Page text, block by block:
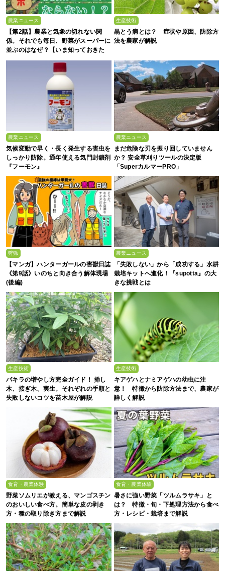
農業ニュース
【第2話】農業と気象の切れない関
係。それでも毎日、野菜がスーパーに
並ぶのはなぜ？【いま知っておきた
い、これからの”食”の話】
生産技術
黒とう病とは？ 症状や原因、防除方
法を農家が解説
農業ニュース
気候変動で早く・長く発生する害虫を
しっかり防除。通年使える気門封鎖剤
『フーモン』
農業ニュース
まだ危険な刃を振り回していません
か？ 安全草刈りツールの決定版
「SuperカルマーPRO」
狩猟
【マンガ】ハンターガールの害獣日誌
《第9話》いのちと向き合う解体現場
(後編)
農業ニュース
「失敗しない」から「成功する」水耕
栽培キットへ進化！『supotta』の大
きな挑戦とは
生産技術
パキラの増やし方完全ガイド！ 挿し
木、接ぎ木、実生。それぞれの手順と
失敗しないコツを苗木屋が解説
生産技術
キアゲハとナミアゲハの幼虫に注
意！ 特徴から防除方法まで、農家が
詳しく解説
食育・農業体験
野菜ソムリエが教える、マンゴスチン
のおいしい食べ方。簡単な皮の剥き
方・種の取り除き方まで解説
食育・農業体験
暑さに強い野菜「ツルムラサキ」と
は？ 特徴・旬・下処理方法から食べ
方・レシピ・栽培まで解説